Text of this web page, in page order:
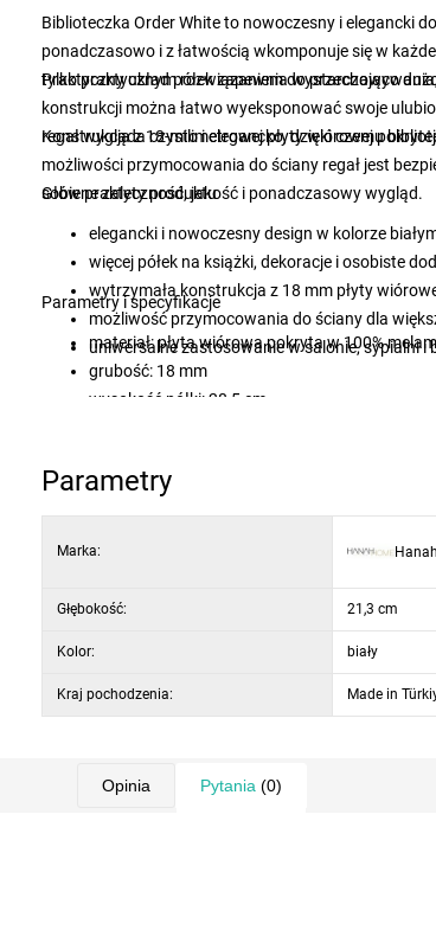
Biblioteczka Order White to nowoczesny i elegancki
ponadczasowo i z łatwością wkomponuje się w
tylko praktycznym rozwiązaniem do
Praktyczny układ półek zapewnia wystarczająco
konstrukcji można łatwo wyeksponować swoje
regał wygląda czysto i elegancko, dzięki czemu
Konstrukcja z 18-milimetrowej płyty wiórowej
możliwości przymocowania do ściany regał jest
sobie praktyczność, jakość i ponadczasowy wygląd.
Główne zalety produktu
elegancki i nowoczesny design w kolorze
więcej półek na książki, dekoracje i osobiste
wytrzymała konstrukcja z 18 mm płyty
możliwość przymocowania do ściany dla
uniwersalne zastosowanie w salonie, sypialni i
Parametry i specyfikacje
materiał: płyta wiórowa pokryta w 100%
grubość: 18 mm
wysokość półki: 28,5 cm
Parametry
Marka:
Głębokość: 21,3 cm
Kolor: biały
Kraj pochodzenia: Made in
Opinia Pytania (0)